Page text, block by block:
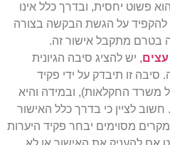
יחסית, ובדרך כלל אינו
על הגשת הבקשה בצורה
אישור זה.
להציג סיבה הגיונית
תיבדק על ידי פקיד
ובמידה והיא
כי בדרך כלל האישור
יבחר פקיד היערות